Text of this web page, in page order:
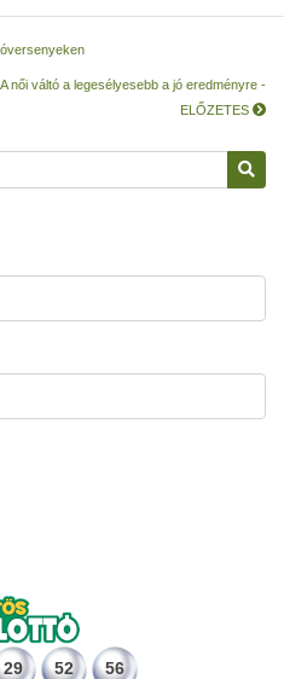
női váltó a legesélyesebb a jó eredményre -
ELŐZETES
29 52 56